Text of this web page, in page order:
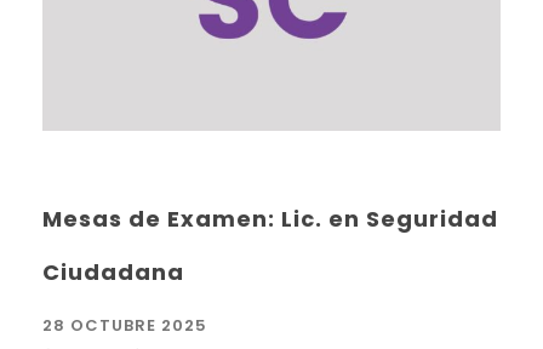
Mesas de Examen: Lic. en Seguridad
Ciudadana
28 OCTUBRE 2025